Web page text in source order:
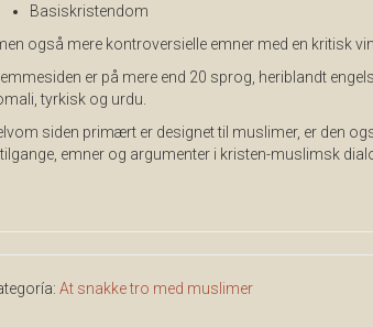
Basiskristendom
også mere kontroversielle emner med en kritisk
er på mere end 20 sprog, heriblandt
tyrkisk og urdu.
siden primært er designet til muslimer, er den
emner og argumenter i kristen-muslimsk
At snakke tro med muslimer